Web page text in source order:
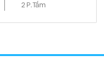
2 P.Tắm